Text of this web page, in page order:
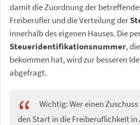
damit die Zuordnung der
Freiberufler und die Verteilung der
innerhalb des eigenen Hauses. Die
Steueridentifikationsnummer,
bekommen hat, wird zur besseren
abgefragt.
Wichtig: Wer einen
den Start in die Freiberuflichkeit in